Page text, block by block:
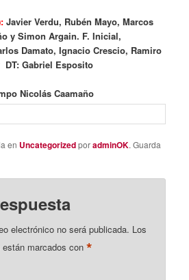
Javier Verdu, Rubén Mayo, Marcos
y Simon Argain. F. Inicial,
Damato, Ignacio Crescio, Ramiro
DT: Gabriel Esposito
Nicolás Caamaño
en UncategorizedporadminOK. Guarda
electrónico no será publicada. Los
están marcados con*